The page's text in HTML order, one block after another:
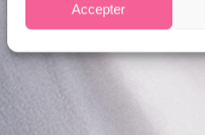
Accepter